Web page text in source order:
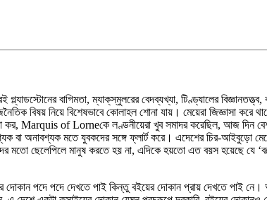
বাগিমতা, ম্যাক্‌স্‌মুলরের বেদব্যখ্যা, টিণ্ড্যালের বিজ্ঞানতত্ত্ব,
বিষয় নিয়ে বিশেষভাবে কোলাহল শোনা যায়। মেয়েরা জিজ্ঞাসা করে
Marquis of Lorneকে লণ্ডনীয়েরা খুব সমাদর করেছিল, আজ দিন
অনাবশ্যক মতে যুবকদের সঙ্গে ফ্লার্ট করে। এদেশের চির-আইবুড়ো
ছেলেপিলে মানুষ করতে হয় না, এদিকে হয়তো এত বয়স হয়েছে যে
পদে পদে দেখতে পাই কিন্তু বইয়ের দোকান প্রায় দেখতে পাই